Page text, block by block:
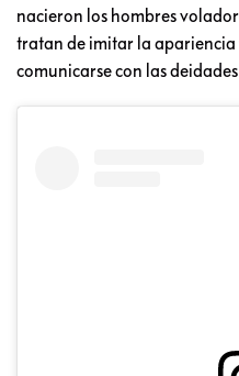
nacieron los hombres
tratan de imitar la apariencia
comunicarse con las